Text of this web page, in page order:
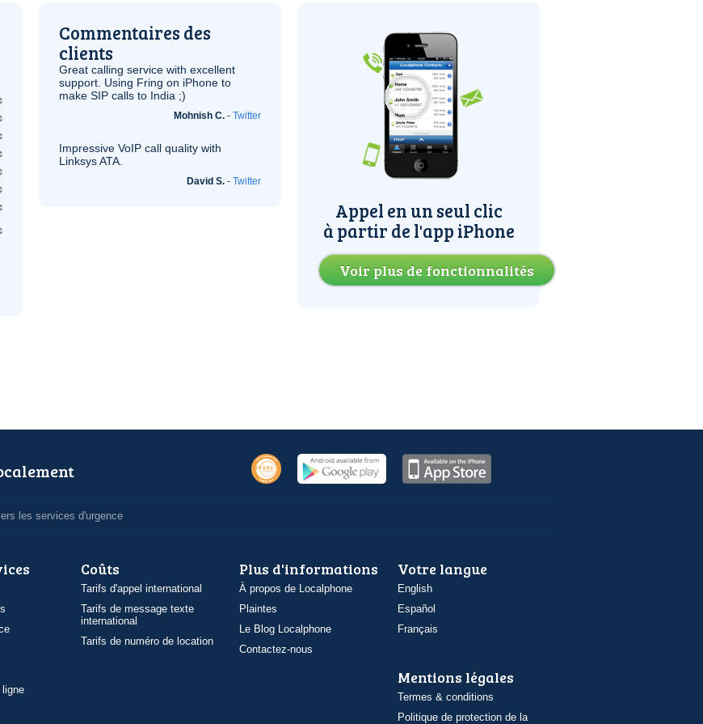
Commentaires des
clients
Great calling service with excellent
support. Using Fring on iPhone to
make SIP calls to India ;)
Mohnish C. - Twitter
Impressive VoIP call quality with
LinksysATA
David S. - Twitter
Appel en un seul clic
à partir de l'app iPhone
Voir plus de fonctionnalités
les services d'urgence
ligne
Coûts
Tarifs d'appel international
Tarifs de message texte
international
Tarifs de numéro de location
Plus d'informations
À propos de Localphone
Plaintes
Le Blog Localphone
Contactez-nous
Votre langue
English
Español
Français
Mentions légales
Termes & conditions
Politique de protection de la